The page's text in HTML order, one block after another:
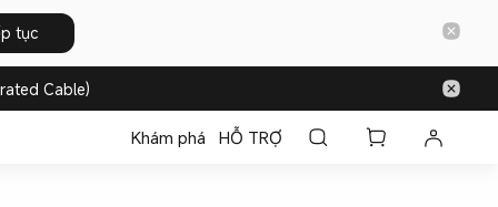
tục
Cable)
Khám phá HỖ TRỢ